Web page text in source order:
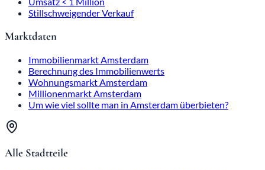
Stillschweigender Verkauf
Marktdaten
Immobilienmarkt Amsterdam
Berechnung des Immobilienwerts
Wohnungsmarkt Amsterdam
Millionenmarkt Amsterdam
Um wie viel sollte man in Amsterdam überbieten?
Alle Stadtteile